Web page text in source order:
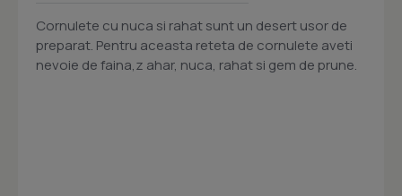
Cornulete cu nuca si rahat sunt un desert usor de
preparat. Pentru aceasta reteta de cornulete aveti
nevoie de faina,z ahar, nuca, rahat si gem de prune.